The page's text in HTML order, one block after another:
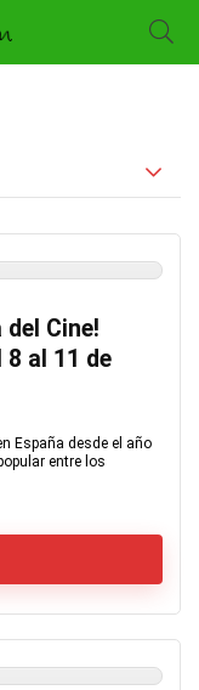
del Cine!
al 11 de
España desde el año
entre los